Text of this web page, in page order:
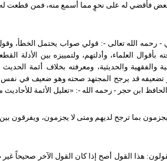
فأقضي له على نحوٍ مما أسمع منه، فمن قطعت له
- رحمه الله تعالى -: قولي صواب يحتمل الخطأ،
العلماء، وأدلتهم، ولتمييزه بين الأدلة
والفقهية والحديثية، ومعرفته بخلاف أئمة
تضعيفه قد يرجح المجتهد صحته وهو ضعيف في نفس
ابن حجر - رحمه الله -: «تعليل الأئمة
بما ترجح لديهم ومتى لا يجزمون، ويفرقون
هذا القول أصح إذا كان القول الآخر صحيحاً